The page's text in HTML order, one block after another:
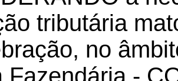
tributária
no
Fazendária -